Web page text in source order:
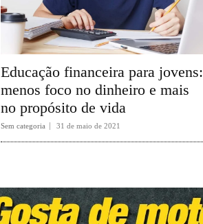
Educação financeira para jovens:
menos foco no dinheiro e mais
no propósito de vida
Sem categoria 31 de maio de 2021